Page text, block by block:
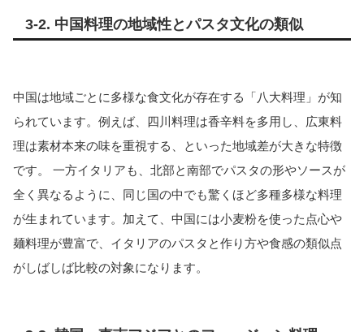
3-2. 中国料理の地域性とパスタ文化の類似
中国は地域ごとに多様な食文化が存在する「八大料理」が知
られています。例えば、四川料理は香辛料を多用し、広東料
理は素材本来の味を重視する、といった地域差が大きな特徴
です。 一方イタリアも、北部と南部でパスタの形やソースが
全く異なるように、同じ国の中でも驚くほど多種多様な料理
が生まれています。加えて、中国には小麦粉を使った点心や
麺料理が豊富で、イタリアのパスタと作り方や食感の類似点
がしばしば比較の対象になります。